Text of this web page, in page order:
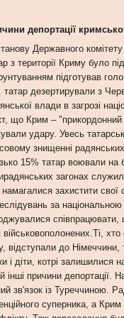
депортації
Державного
з території Криму було
підготував
татар дезертирували з
влади в загрозі
що Крим – "прикордонний
удару. Увесь
знищенні
15% татар воювали на
загонах
намагалися захистити свої
за
відступали до Німеччини,
і діти, котрі залишилися
інші причини депортації.
зв'язок із Туреччиною.
суперника, а